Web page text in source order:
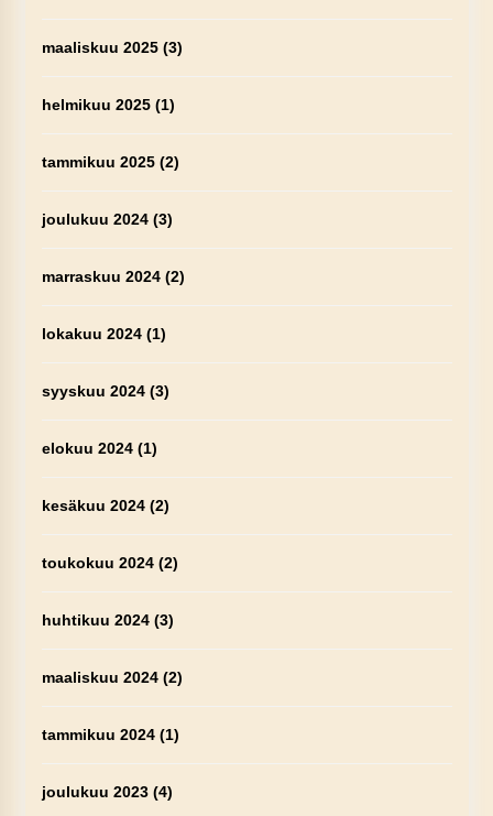
maaliskuu 2025(3)
helmikuu 2025(1)
tammikuu 2025(2)
joulukuu 2024(3)
marraskuu 2024(2)
lokakuu 2024(1)
syyskuu 2024(3)
elokuu 2024(1)
kesäkuu 2024(2)
toukokuu 2024(2)
huhtikuu 2024(3)
maaliskuu 2024(2)
tammikuu 2024(1)
joulukuu 2023(4)